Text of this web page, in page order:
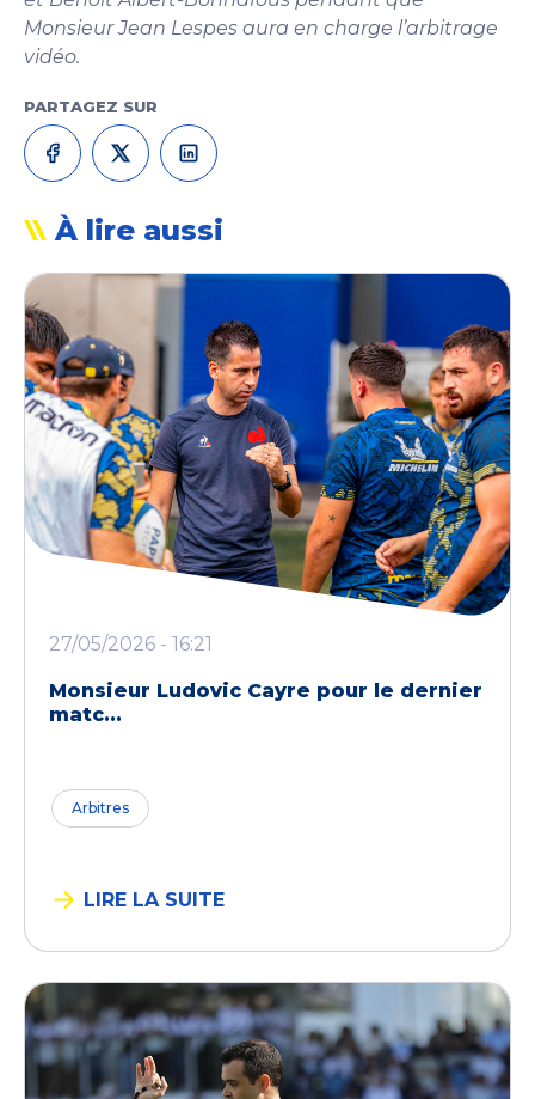
PARTAGEZ SUR
Monsieur Jean Lespes aura en charge l’arbitrage
vidéo.
À lire aussi
27/05/2026 - 16:21
Monsieur Ludovic Cayre pour le dernier
matc...
Arbitres
LIRE LA SUITE